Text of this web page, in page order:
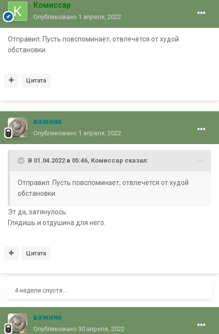
Комиссар
Опубликовано 1 апреля, 2022
Отправил. Пусть повспоминает, отвлечётся от худой
обстановки.
Цитата
важняк
Опубликовано 1 апреля, 2022
В 01.04.2022 в 05:46, Комиссар сказал:
Отправил. Пусть повспоминает, отвлечётся от худой
обстановки.
Эт да, затянулось.
Глядишь и отдушина для него.
Цитата
4 недели спустя...
важняк
Опубликовано 30 апреля, 2022